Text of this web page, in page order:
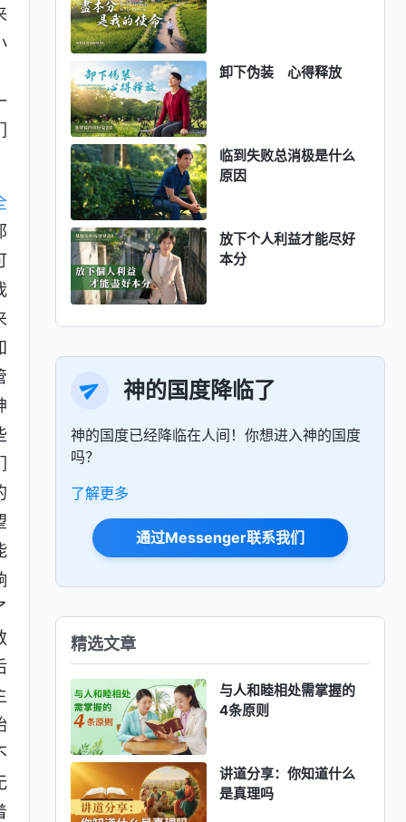
卸下伪装 心得释放
临到失败总消极是什么
原因
放下个人利益才能尽好
本分
神的国度降临了
神的国度已经降临在人间！你想进入神的国度
吗？
了解更多
通过Messenger联系我们
精选文章
与人和睦相处需掌握的
4条原则
讲道分享：你知道什么
是真理吗